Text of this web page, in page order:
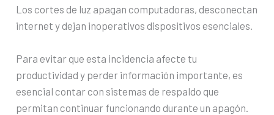
Los cortes de luz apagan computadoras, desconectan
internet y dejan inoperativos dispositivos esenciales.
Para evitar que esta incidencia afecte tu
productividad y perder información importante, es
esencial contar con sistemas de respaldo que
permitan continuar funcionando durante un apagón.